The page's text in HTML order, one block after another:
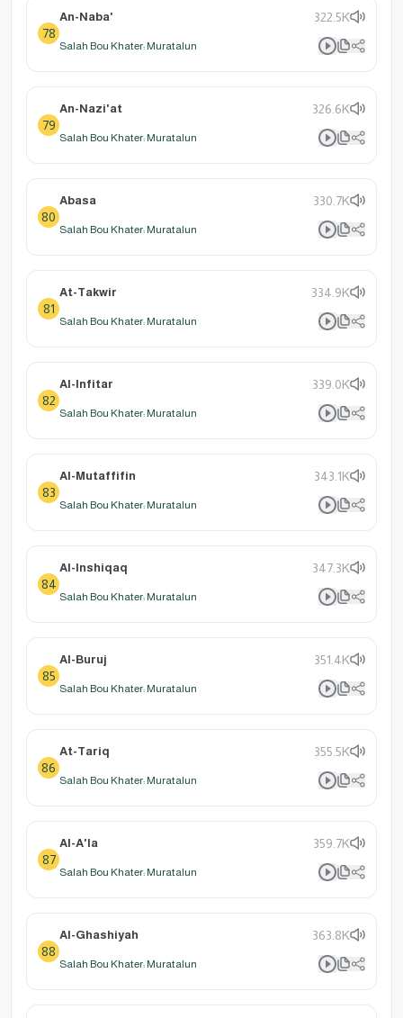
78
An-Naba' 322.5K
Salah Bou Khater: Muratalun
79
An-Nazi'at 326.6K
Salah Bou Khater: Muratalun
80
Abasa 330.7K
Salah Bou Khater: Muratalun
81
At-Takwir 334.9K
Salah Bou Khater: Muratalun
82
Al-Infitar 339.0K
Salah Bou Khater: Muratalun
83
Al-Mutaffifin 343.1K
Salah Bou Khater: Muratalun
84
Al-Inshiqaq 347.3K
Salah Bou Khater: Muratalun
85
Al-Buruj 351.4K
Salah Bou Khater: Muratalun
86
At-Tariq 355.5K
Salah Bou Khater: Muratalun
87
Al-A'la 359.7K
Salah Bou Khater: Muratalun
88
Al-Ghashiyah 363.8K
Salah Bou Khater: Muratalun